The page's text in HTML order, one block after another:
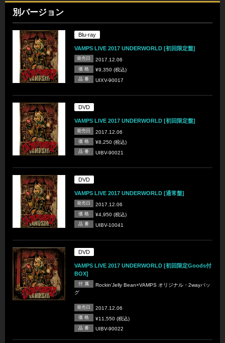
別バージョン
Blu-ray
VAMPS LIVE 2017 UNDERWORLD [初回限定盤]
発売日 2017.12.06
価 格 ¥9,350 (税込)
品 番 UIXV-90017
DVD
VAMPS LIVE 2017 UNDERWORLD [初回限定盤]
発売日 2017.12.06
価 格 ¥8,250 (税込)
品 番 UIBV-90021
DVD
VAMPS LIVE 2017 UNDERWORLD [通常盤]
発売日 2017.12.06
価 格 ¥4,950 (税込)
品 番 UIBV-10041
DVD
VAMPS LIVE 2017 UNDERWORLD [初回限定Goods付
BOX]
付 属
Rockin'Jelly Bean×VAMPS オリジナル・2wayバッ
グ
発売日 2017.12.06
価 格 ¥11,550 (税込)
品 番 UIBV-90022